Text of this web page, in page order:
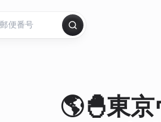
🌎🐣東京